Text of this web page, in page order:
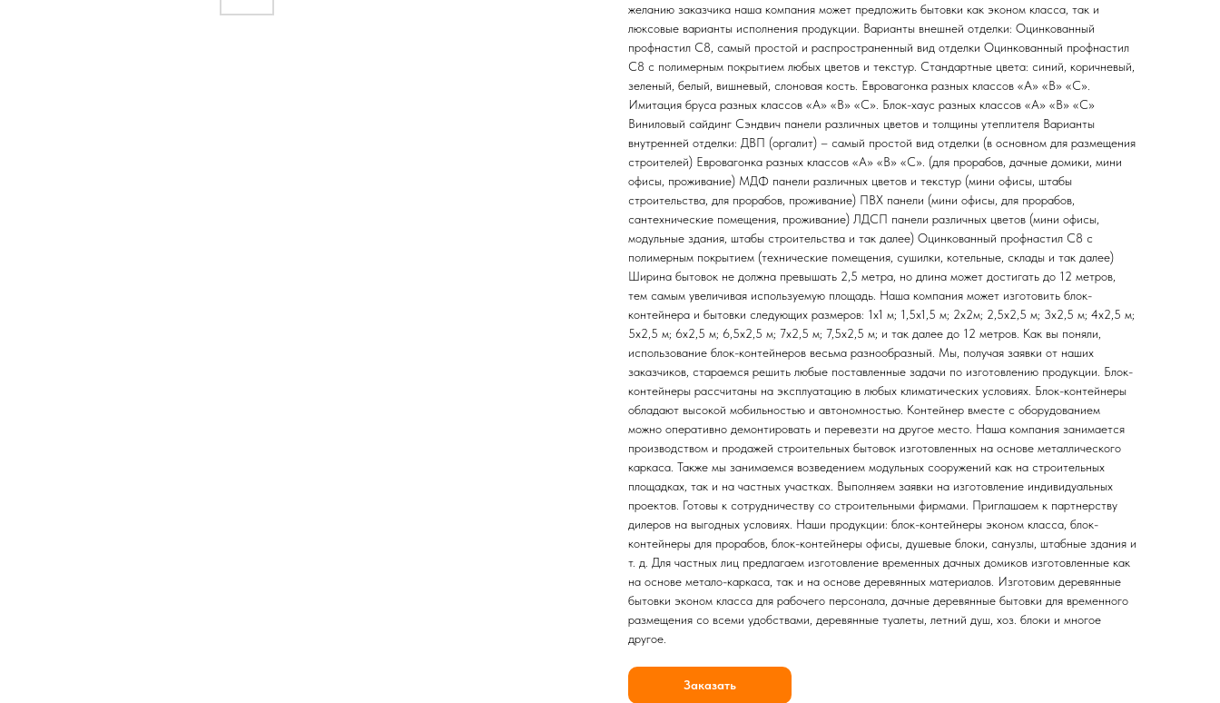
желанию заказчика наша компания может предложить бытовки как эконом класса, так и
люксовые варианты исполнения продукции. Варианты внешней отделки: Оцинкованный
профнастил С8, самый простой и распространенный вид отделки Оцинкованный профнастил
С8 с полимерным покрытием любых цветов и текстур. Стандартные цвета: синий, коричневый,
зеленый, белый, вишневый, слоновая кость. Евровагонка разных классов «А» «В» «С».
Имитация бруса разных классов «А» «В» «С». Блок-хаус разных классов «А» «В» «С»
Виниловый сайдинг Сэндвич панели различных цветов и толщины утеплителя Варианты
внутренней отделки: ДВП (оргалит) – самый простой вид отделки (в основном для размещения
строителей) Евровагонка разных классов «А» «В» «С». (для прорабов, дачные домики, мини
офисы, проживание) МДФ панели различных цветов и текстур (мини офисы, штабы
строительства, для прорабов, проживание) ПВХ панели (мини офисы, для прорабов,
сантехнические помещения, проживание) ЛДСП панели различных цветов (мини офисы,
модульные здания, штабы строительства и так далее) Оцинкованный профнастил С8 с
полимерным покрытием (технические помещения, сушилки, котельные, склады и так далее)
Ширина бытовок не должна превышать 2,5 метра, но длина может достигать до 12 метров,
тем самым увеличивая используемую площадь. Наша компания может изготовить блок-
контейнера и бытовки следующих размеров: 1х1 м; 1,5х1,5 м; 2х2м; 2,5х2,5 м; 3х2,5 м; 4х2,5 м;
5х2,5 м; 6х2,5 м; 6,5х2,5 м; 7х2,5 м; 7,5х2,5 м; и так далее до 12 метров. Как вы поняли,
использование блок-контейнеров весьма разнообразный. Мы, получая заявки от наших
заказчиков, стараемся решить любые поставленные задачи по изготовлению продукции. Блок-
контейнеры рассчитаны на эксплуатацию в любых климатических условиях. Блок-контейнеры
обладают высокой мобильностью и автономностью. Контейнер вместе с оборудованием
можно оперативно демонтировать и перевезти на другое место. Наша компания занимается
производством и продажей строительных бытовок изготовленных на основе металлического
каркаса. Также мы занимаемся возведением модульных сооружений как на строительных
площадках, так и на частных участках. Выполняем заявки на изготовление индивидуальных
проектов. Готовы к сотрудничеству со строительными фирмами. Приглашаем к партнерству
дилеров на выгодных условиях. Наши продукции: блок-контейнеры эконом класса, блок-
контейнеры для прорабов, блок-контейнеры офисы, душевые блоки, санузлы, штабные здания и
т. д. Для частных лиц предлагаем изготовление временных дачных домиков изготовленные как
на основе метало-каркаса, так и на основе деревянных материалов. Изготовим деревянные
бытовки эконом класса для рабочего персонала, дачные деревянные бытовки для временного
размещения со всеми удобствами, деревянные туалеты, летний душ, хоз. блоки и многое
другое.
Заказать